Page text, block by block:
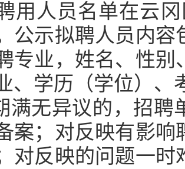
用人员名单在云
公示拟聘人员内
专业，姓名、性
、学历（学位）、
满无异议的，招聘
案；对反映有影
对反映的问题一